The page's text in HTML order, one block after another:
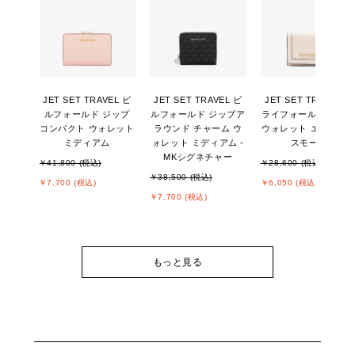
JET SET TRAVEL ビ
ルフォールド ジップ
コンパクト ウォレット
ミディアム
￥41,800 (税込)
￥7,700 (税込)
JET SET TRAVEL ビ
ルフォールド ジップア
ラウンド チャーム ウ
ォレット ミディアム -
MKシグネチャー
￥38,500 (税込)
￥7,700 (税込)
JET SET TRAVEL ト
ライフォールド ジッ
ウォレット エクスト
スモール
￥28,600 (税込)
￥6,050 (税込)
もっと見る